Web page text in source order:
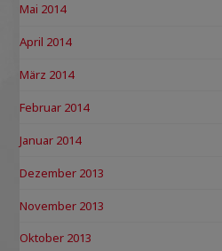
Mai 2014
April 2014
März 2014
Februar 2014
Januar 2014
Dezember 2013
November 2013
Oktober 2013